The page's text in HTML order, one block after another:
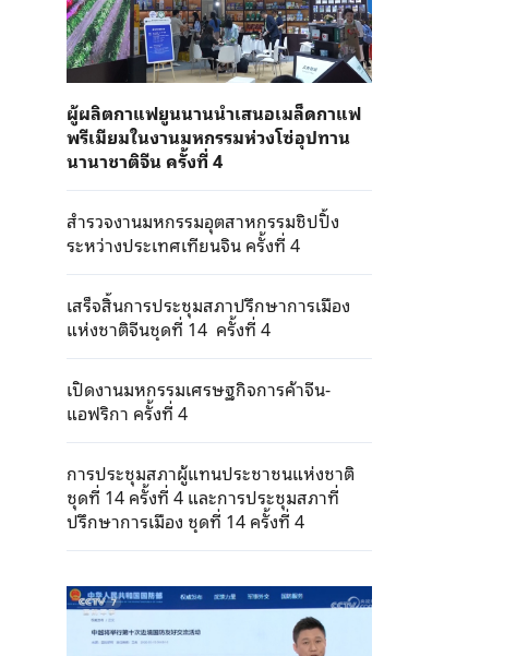
ผู้ผลิตกาแฟยูนนานนำเสนอเมล็ดกาแฟ
พรีเมียมในงานมหกรรมห่วงโซ่อุปทาน
นานาชาติจีน ครั้งที่ 4
สำรวจงานมหกรรมอุตสาหกรรมชิปปิ้ง
ระหว่างประเทศเทียนจิน ครั้งที่ 4
เสร็จสิ้นการประชุมสภาปรึกษาการเมือง
แห่งชาติจีนชุดที่ 14 ครั้งที่ 4
เปิดงานมหกรรมเศรษฐกิจการค้าจีน-
แอฟริกา ครั้งที่ 4
การประชุมสภาผู้แทนประชาชนแห่งชาติ
ชุดที่ 14 ครั้งที่ 4 และการประชุมสภาที่
ปรึกษาการเมือง ชุดที่ 14 ครั้งที่ 4